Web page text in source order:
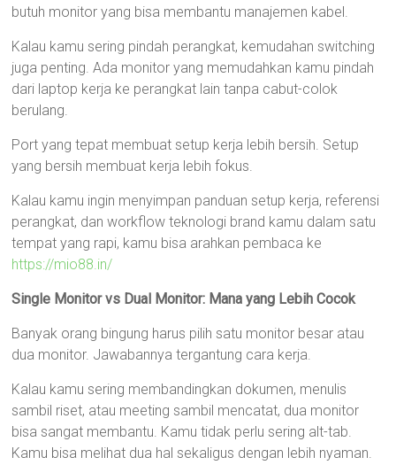
butuh monitor yang bisa membantu manajemen kabel.
Kalau kamu sering pindah perangkat, kemudahan switching
juga penting. Ada monitor yang memudahkan kamu pindah
dari laptop kerja ke perangkat lain tanpa cabut-colok
berulang.
Port yang tepat membuat setup kerja lebih bersih. Setup
yang bersih membuat kerja lebih fokus.
Kalau kamu ingin menyimpan panduan setup kerja, referensi
perangkat, dan workflow teknologi brand kamu dalam satu
tempat yang rapi, kamu bisa arahkan pembaca ke
https://mio88.in/
Single Monitor vs Dual Monitor: Mana yang Lebih Cocok
Banyak orang bingung harus pilih satu monitor besar atau
dua monitor. Jawabannya tergantung cara kerja.
Kalau kamu sering membandingkan dokumen, menulis
sambil riset, atau meeting sambil mencatat, dua monitor
bisa sangat membantu. Kamu tidak perlu sering alt-tab.
Kamu bisa melihat dua hal sekaligus dengan lebih nyaman.